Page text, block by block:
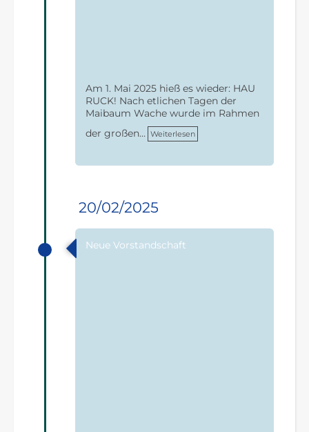
Am 1. Mai 2025 hieß es wieder: HAU
RUCK! Nach etlichen Tagen der
Maibaum Wache wurde im Rahmen
der großen… Weiterlesen
20/02/2025
Neue Vorstandschaft